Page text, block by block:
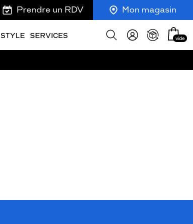
Prendre un RDV Mon magasin
STYLE SERVICES
Afficher
Mon
panier
vide